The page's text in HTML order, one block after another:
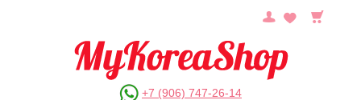
+7 (906) 747-26-14